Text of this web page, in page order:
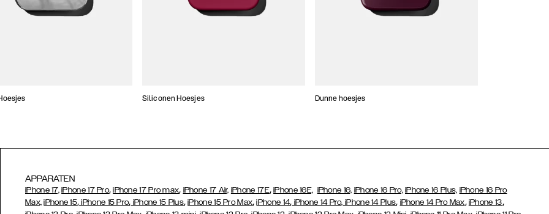
Siliconen Hoesjes Dunne hoesjes
APPARATEN
iPhone 17, iPhone 17 Pro,iPhone 17 Pro max, iPhone 17 Air, iPhone 17E,iPhone 16E, iPhone 16, iPhone 16 Pro, iPhone 16 Plus, iPhone 16 Pro
Max, iPhone 15, iPhone 15 Pro, iPhone 15 Plus,iPhone 15 Pro Max,iPhone 14, iPhone 14 Pro, iPhone 14 Plus, iPhone 14 Pro Max, iPhone 13,